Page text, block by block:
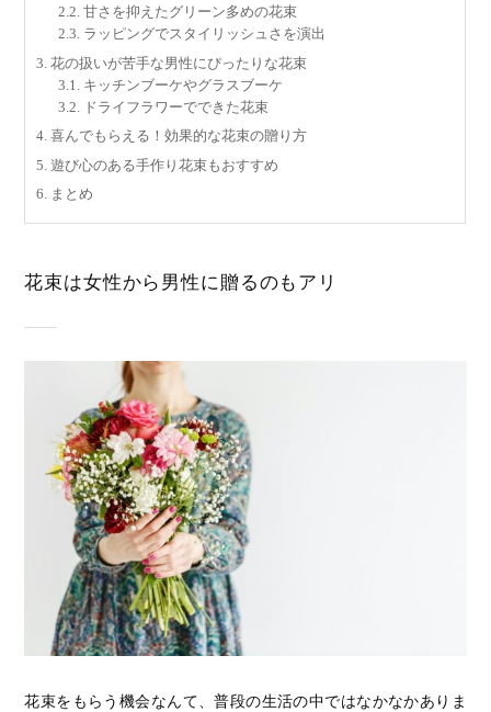
2.2.甘さを抑えたグリーン多めの花束
2.3.ラッピングでスタイリッシュさを演出
3. 花の扱いが苦手な男性にぴったりな花束
3.1.
キッチンブーケやグラスブーケ
3.2.
ドライフラワーでできた花束
4. 喜んでもらえる！効果的な花束の贈り方
5. 遊び心のある手作り花束もおすすめ
6. まとめ
花束は女性から男性に贈るのもアリ
花束をもらう機会なんて、普段の生活の中ではなかなかありま